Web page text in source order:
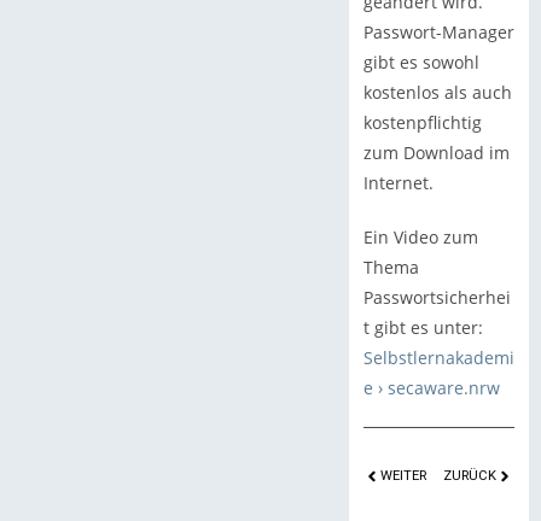
Passwort-Manager
gibt es sowohl
kostenlos als auch
kostenpflichtig
zum Download im
Internet.
Ein Video zum
Thema
Passwortsicherhei
t gibt es unter:
Selbstlernakademi
e › secaware.nrw
WEITER ZURÜCK